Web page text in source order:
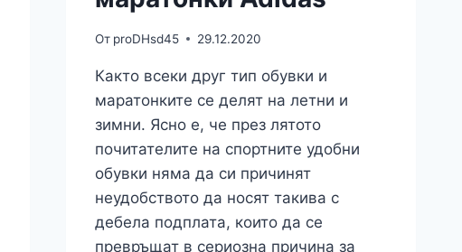
От proDHsd45 29.12.2020
Както всеки друг тип обувки и
маратонките се делят на летни и
зимни. Ясно е, че през лятото
почитателите на спортните удобни
обувки няма да си причинят
неудобството да носят такива с
дебела подплата, които да се
превръщат в сериозна причина за